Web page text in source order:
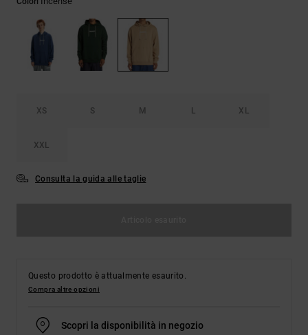
alle
domande
frequenti e
accedi al
XS S M L XL
XXL
Consulta la guida alle taglie
Questo prodotto è attualmente esaurito.
Compra altre opzioni
Scopri la disponibilità in negozio